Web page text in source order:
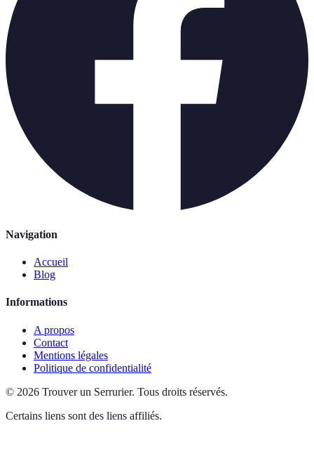
Navigation
Accueil
Blog
Informations
A propos
Contact
Mentions légales
Politique de confidentialité
© 2026 Trouver un Serrurier. Tous droits réservés.
Certains liens sont des liens affiliés.